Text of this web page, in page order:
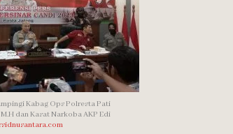
Kabag Ops Polresta Pati
M.H dan Kasat Narkoba AKP Edi